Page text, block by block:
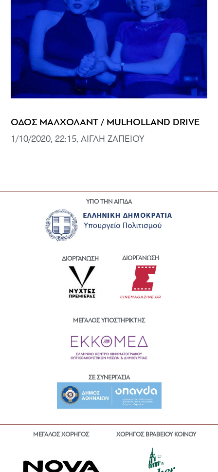
ΟΔΟΣ ΜΑΛΧΟΛΑΝΤ / MULHOLLAND DRIVE
1/10/2020, 22:15, ΑΙΓΛΗ ΖΑΠΕΙΟΥ
ΥΠΟ ΤΗΝ ΑΙΓΙΔΑ
ΔΙΟΡΓΑΝΩΣΗ ΔΙΟΡΓΑΝΩΣΗ
ΜΕΓΑΛΟΣ ΥΠΟΣΤΗΡΙΚΤΗΣ
ΣΕ ΣΥΝΕΡΓΑΣΙΑ
ΜΕΓΑΛΟΣ ΧΟΡΗΓΟΣ ΧΟΡΗΓΟΣ ΒΡΑΒΕΙΟΥ ΚΟΙΝΟΥ